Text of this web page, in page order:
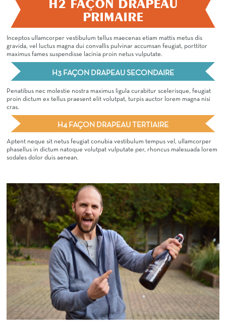
H2 FAÇON DRAPEAU
PRIMAIRE
Inceptos ullamcorper vestibulum tellus maecenas etiam mattis metus dis
gravida, vel luctus magna dui convallis pulvinar accumsan feugiat, porttitor
maximus fames suspendisse lacinia proin netus vulputate.
H3 FAÇON DRAPEAU SECONDAIRE
Penatibus nec molestie nostra maximus ligula curabitur scelerisque, feugiat
proin dictum ex tellus praesent elit volutpat, turpis auctor lorem magna nisi
cras.
H4 FAÇON DRAPEAU TERTIAIRE
Aptent neque sit netus feugiat conubia vestibulum tempus vel, ullamcorper
phasellus in dictum natoque volutpat vulputate per, rhoncus malesuada lorem
sodales dolor duis aenean.